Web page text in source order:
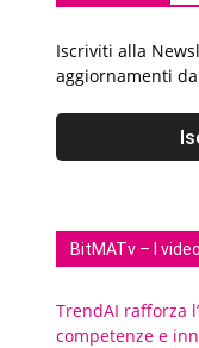
Iscriviti alla
aggiornamenti
BitMATv – I
TrendAI rafforza
competenze e